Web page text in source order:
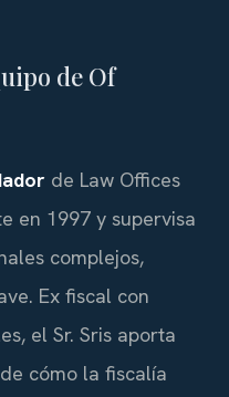
de Of
de Law Offices
en 1997 y supervisa
complejos,
Ex fiscal con
el Sr. Sris aporta
cómo la fiscalía